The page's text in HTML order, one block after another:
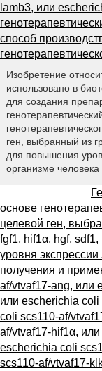
lamb3, или
способ
Изобретение
использовано в
для создания
ген, выбранный из
для повышения
организме человека
основе
целевой ген,
fgf1, hif1α, hgf,
уровня
получения и
af/vtvaf17-ang, или
или escherichia
coli scs110-af/
af/vtvaf17-hif1α,
escherichia coli
scs110-af/vtvaf17-